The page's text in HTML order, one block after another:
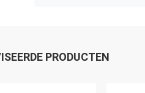
PRODUCTEN